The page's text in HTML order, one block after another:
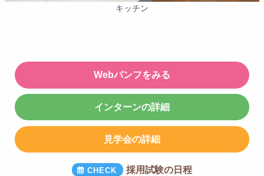
キッチン
Webパンフをみる
インターンの詳細
見学会の詳細
採用試験の日程